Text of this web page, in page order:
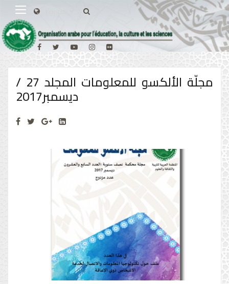
مجلّة الألكسو للمعلومات المجلد 27 /
ديسمبر2017